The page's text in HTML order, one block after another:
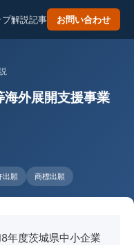
プ解説記事 お問い合わせ
外展開支援事業
出願 商標出願
年度茨城県中小企業